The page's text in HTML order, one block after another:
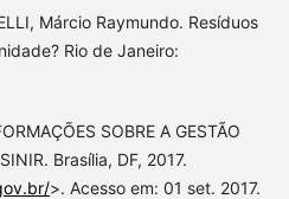
Márcio Raymundo. Resíduos
Rio de Janeiro:
SOBRE A GESTÃO
Brasília, DF, 2017.
>. Acesso em: 01 set. 2017.